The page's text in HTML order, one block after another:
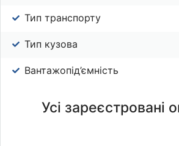
Тип транспорту
Тип кузова
Вантажопід’ємність
Усі зареєстровані